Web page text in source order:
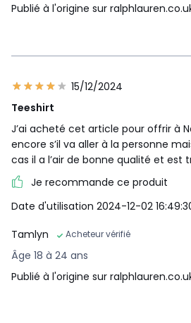
Publié à l'origine sur
15/12/2024
Teeshirt
J’ai acheté cet article pour offrir à
encore s’il va aller à la personne
cas il a l’air de bonne qualité et est
Je recommande ce produit
Date d'utilisation 2024-12-02
Tamlyn
Acheteur vérifié
Âge 18 à 24 ans
Publié à l'origine sur